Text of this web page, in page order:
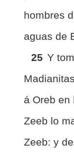
hombres
aguas de
25 Y
á Oreb en
Zeeb lo
Zeeb: y